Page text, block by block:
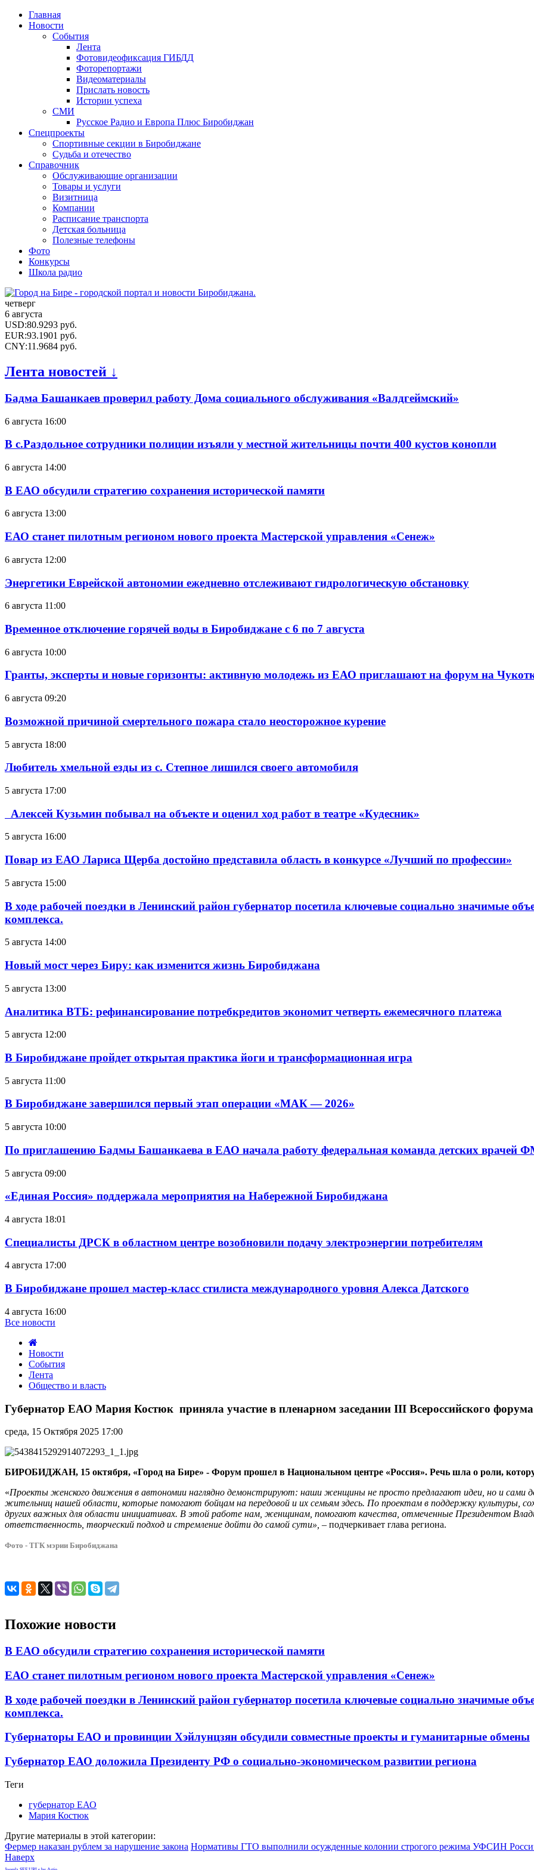
Главная
Новости
События
Лента
Фотовидеофиксация ГИБДД
Фоторепортажи
Видеоматериалы
Прислать новость
Истории успеха
СМИ
Русское Радио и Европа Плюс Биробиджан
Спецпроекты
Спортивные секции в Биробиджане
Судьба и отечество
Справочник
Обслуживающие организации
Товары и услуги
Визитница
Компании
Расписание транспорта
Детская больница
Полезные телефоны
Фото
Конкурсы
Школа радио
четверг
6 августа
USD:80.9293 руб.
EUR:93.1901 руб.
CNY:11.9684 руб.
Лента новостей ↓
Бадма Башанкаев проверил работу Дома социального обслуживания «Валдгеймский»
6 августа 16:00
В с.Раздольное сотрудники полиции изъяли у местной жительницы почти 400 кустов конопли
6 августа 14:00
В ЕАО обсудили стратегию сохранения исторической памяти
6 августа 13:00
ЕАО станет пилотным регионом нового проекта Мастерской управления «Сенеж»
6 августа 12:00
Энергетики Еврейской автономии ежедневно отслеживают гидрологическую обстановку
6 августа 11:00
Временное отключение горячей воды в Биробиджане с 6 по 7 августа
6 августа 10:00
Гранты, эксперты и новые горизонты: активную молодежь из ЕАО приглашают на форум на
6 августа 09:20
Возможной причиной смертельного пожара стало неосторожное курение
5 августа 18:00
Любитель хмельной езды из с. Степное лишился своего автомобиля
5 августа 17:00
Алексей Кузьмин побывал на объекте и оценил ход работ в театре «Кудесник»
5 августа 16:00
Повар из ЕАО Лариса Щерба достойно представила область в конкурсе «Лучший по профессии»
5 августа 15:00
В ходе рабочей поездки в Ленинский район губернатор посетила ключевые социально значимые
комплекса.
5 августа 14:00
Новый мост через Биру: как изменится жизнь Биробиджана
5 августа 13:00
Аналитика ВТБ: рефинансирование потребкредитов экономит четверть ежемесячного платежа
5 августа 12:00
В Биробиджане пройдет открытая практика йоги и трансформационная игра
5 августа 11:00
В Биробиджане завершился первый этап операции «МАК — 2026»
5 августа 10:00
По приглашению Бадмы Башанкаева в ЕАО начала работу федеральная команда детских врачей
5 августа 09:00
«Единая Россия» поддержала мероприятия на Набережной Биробиджана
4 августа 18:01
Специалисты ДРСК в областном центре возобновили подачу электроэнергии потребителям
4 августа 17:00
В Биробиджане прошел мастер-класс стилиста международного уровня Алекса Датского
4 августа 16:00
Все новости
Новости
События
Лента
Общество и власть
ЕАО
Мария
Костюк
приняла
участие
пленарном
III
Всероссийского
форума
Женского
партии
Губернатор ЕАО Мария Костюк приняла участие в пленарном заседании III Всероссийского
среда, 15 Октября 2025 17:00
БИРОБИДЖАН, 15 октября, «Город на Бире» - Форум прошел в Национальном центре «Россия». Речь шла о роли,
«Проекты женского движения в автономии наглядно демонстрируют: наши женщины не просто предлагают идеи, но и сами
жительниц нашей области, которые помогают бойцам на передовой и их семьям здесь. По проектам в поддержку культуры,
других важных для области инициативах. В этой работе нам, женщинам, помогают качества, отмеченные Президентом
ответственность, творческий подход и стремление дойти до самой сути», – подчеркивает глава региона.
Фото - ТГК мэрии Биробиджана
Похожие новости
В ЕАО обсудили стратегию сохранения исторической памяти
ЕАО станет пилотным регионом нового проекта Мастерской управления «Сенеж»
В ходе рабочей поездки в Ленинский район губернатор посетила ключевые социально значимые
комплекса.
Губернаторы ЕАО и провинции Хэйлунцзян обсудили совместные проекты и гуманитарные обмены
Губернатор ЕАО доложила Президенту РФ о социально-экономическом развитии региона
Теги
губернатор ЕАО
Мария Костюк
Другие материалы в этой категории:
Фермер наказан рублем за нарушение закона Нормативы ГТО выполнили осужденные колонии строгого режима УФСИН
Наверх